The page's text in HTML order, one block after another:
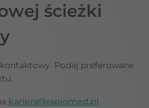
ścieżki
Podaj preferowane
kariera@rapiomed.pl